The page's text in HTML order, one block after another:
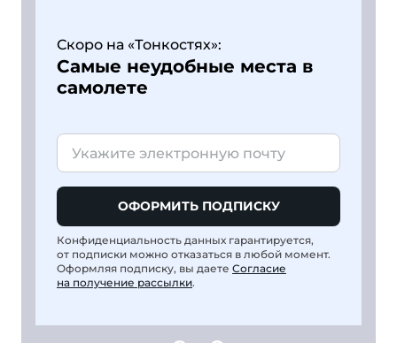
Скоро на «Тонкостях»:
Самые неудобные места в
самолете
ОФОРМИТЬ ПОДПИСКУ
Конфиденциальность данных гарантируется,
от подписки можно отказаться в любой момент.
Оформляя подписку, вы даете Согласие
на получение рассылки.